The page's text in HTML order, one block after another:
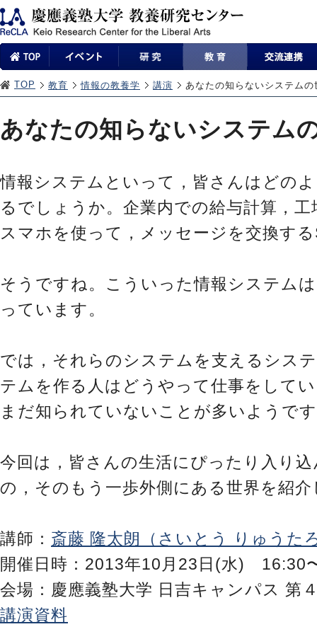
TOP 教育 情報の教養学 講演 あなたの知らないシステムの
あなたの知らないシステム
情報システムといって，皆さんはどの
るでしょうか。企業内での給与計算，
スマホを使って，メッセージを交換す
そうですね。こういった情報システム
っています。
では，それらのシステムを支えるシス
テムを作る人はどうやって仕事をして
まだ知られていないことが多いようで
今回は，皆さんの生活にぴったり入り
の，そのもう一歩外側にある世界を紹
講師： 斎藤 隆太朗（さいとう りゅうた
開催日時：2013年10月23日(水) 16:30
会場：慶應義塾大学 日吉キャンパス 第
講演資料